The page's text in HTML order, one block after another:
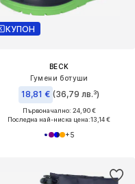
КУПОН
BECK
Гумени ботуши
18,81 € (36,79 лв.³)
Първоначално: 24,90 €
Последна най-ниска цена:13,14 €
+5